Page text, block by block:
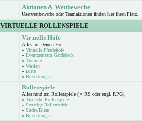
Aktionen & Wettbewerbe
Userwettbewerbe oder Teamaktionen finden hier ihren Platz.
VIRTUELLE ROLLENSPIELE
Virtuelle Höfe
Alles für Deinen Hof.
» Virtuelle Pferdehöfe
» Eventzentrum Gardebeck
» Turniere
» Wahlen
» Biete
» Bewertungen
Rollenspiele
Alles rund um Rollenspiele ( = RS oder engl. RPG).
» Tierische Rollenspiele
» Sonstige Rollenspiele
» Suche/Biete
» Bewertungen